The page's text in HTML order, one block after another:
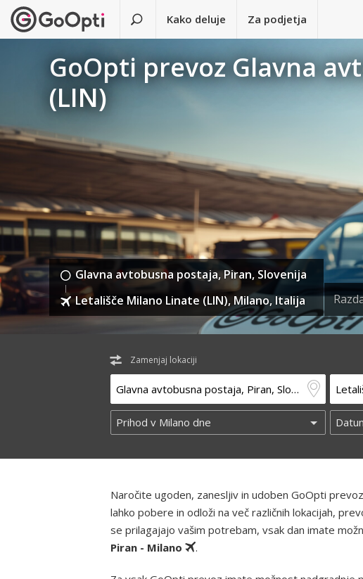
Kako deluje Za podjetja
GoOpti prevoz Glavna
(LIN)
Glavna avtobusna postaja, Piran, Slovenija
Letališče Milano Linate (LIN), Milano, Italija
Zamenjaj lokaciji
Naročite ugoden, zanesljiv in udoben GoOpti
lahko pobere in odloži na več različnih lokacijah,
se prilagajajo vašim potrebam, vsak dan imate
Piran - Milano
.